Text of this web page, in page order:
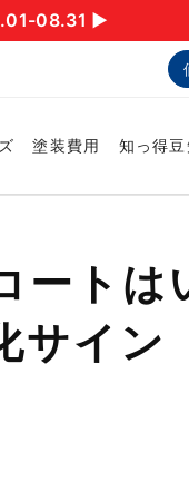
08.31 ▶︎
塗装費用 知っ得
ート
サイン